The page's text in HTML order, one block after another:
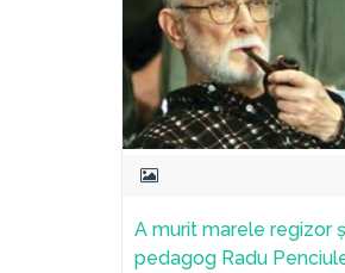
A murit marele regizor
pedagog Radu